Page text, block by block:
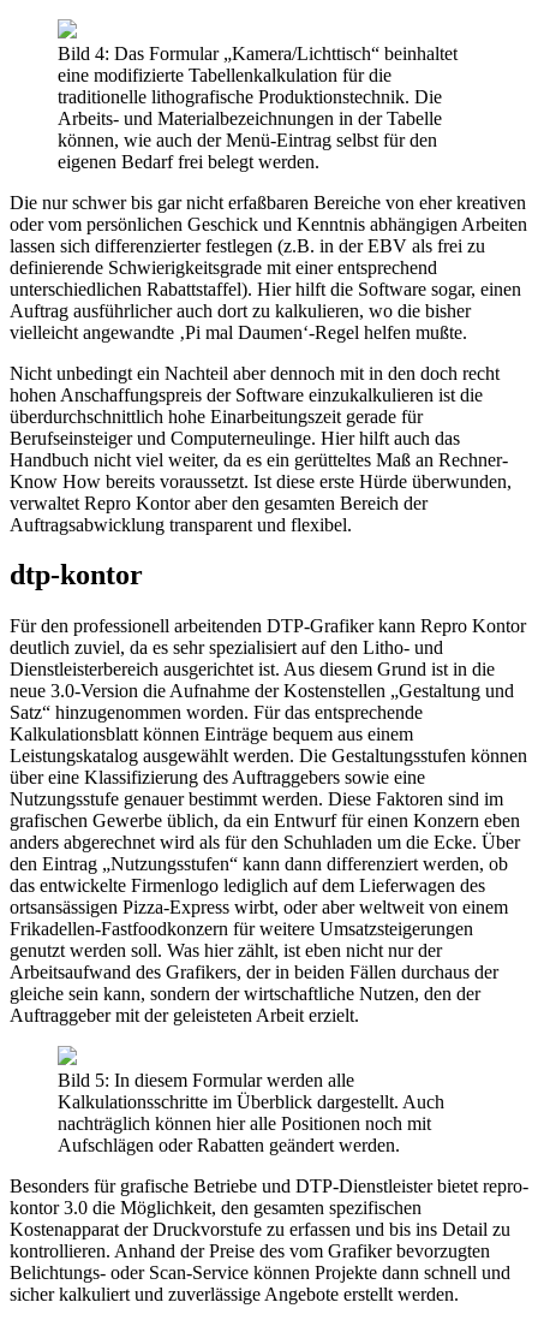
Bild 4: Das Formular „Kamera/Lichttisch“ beinhaltet
eine modifizierte Tabellenkalkulation für die
traditionelle lithografische Produktionstechnik. Die
Arbeits- und Materialbezeichnungen in der Tabelle
können, wie auch der Menü-Eintrag selbst für den
eigenen Bedarf frei belegt werden.
Die nur schwer bis gar nicht erfaßbaren Bereiche von eher kreativen
oder vom persönlichen Geschick und Kenntnis abhängigen Arbeiten
lassen sich differenzierter festlegen (z.B. in der EBV als frei zu
definierende Schwierigkeitsgrade mit einer entsprechend
unterschiedlichen Rabattstaffel). Hier hilft die Software sogar, einen
Auftrag ausführlicher auch dort zu kalkulieren, wo die bisher
vielleicht angewandte ‚Pi mal Daumen‘-Regel helfen mußte.
Nicht unbedingt ein Nachteil aber dennoch mit in den doch recht
hohen Anschaffungspreis der Software einzukalkulieren ist die
überdurchschnittlich hohe Einarbeitungszeit gerade für
Berufseinsteiger und Computerneulinge. Hier hilft auch das
Handbuch nicht viel weiter, da es ein gerütteltes Maß an Rechner-
Know How bereits voraussetzt. Ist diese erste Hürde überwunden,
verwaltet Repro Kontor aber den gesamten Bereich der
Auftragsabwicklung transparent und flexibel.
dtp-kontor
Für den professionell arbeitenden DTP-Grafiker kann Repro Kontor
deutlich zuviel, da es sehr spezialisiert auf den Litho- und
Dienstleisterbereich ausgerichtet ist. Aus diesem Grund ist in die
neue 3.0-Version die Aufnahme der Kostenstellen „Gestaltung und
Satz“ hinzugenommen worden. Für das entsprechende
Kalkulationsblatt können Einträge bequem aus einem
Leistungskatalog ausgewählt werden. Die Gestaltungsstufen können
über eine Klassifizierung des Auftraggebers sowie eine
Nutzungsstufe genauer bestimmt werden. Diese Faktoren sind im
grafischen Gewerbe üblich, da ein Entwurf für einen Konzern eben
anders abgerechnet wird als für den Schuhladen um die Ecke. Über
den Eintrag „Nutzungsstufen“ kann dann differenziert werden, ob
das entwickelte Firmenlogo lediglich auf dem Lieferwagen des
ortsansässigen Pizza-Express wirbt, oder aber weltweit von einem
Frikadellen-Fastfoodkonzern für weitere Umsatzsteigerungen
genutzt werden soll. Was hier zählt, ist eben nicht nur der
Arbeitsaufwand des Grafikers, der in beiden Fällen durchaus der
gleiche sein kann, sondern der wirtschaftliche Nutzen, den der
Auftraggeber mit der geleisteten Arbeit erzielt.
Bild 5: In diesem Formular werden alle
Kalkulationsschritte im Überblick dargestellt. Auch
nachträglich können hier alle Positionen noch mit
Aufschlägen oder Rabatten geändert werden.
Besonders für grafische Betriebe und DTP-Dienstleister bietet repro-
kontor 3.0 die Möglichkeit, den gesamten spezifischen
Kostenapparat der Druckvorstufe zu erfassen und bis ins Detail zu
kontrollieren. Anhand der Preise des vom Grafiker bevorzugten
Belichtungs- oder Scan-Service können Projekte dann schnell und
sicher kalkuliert und zuverlässige Angebote erstellt werden.